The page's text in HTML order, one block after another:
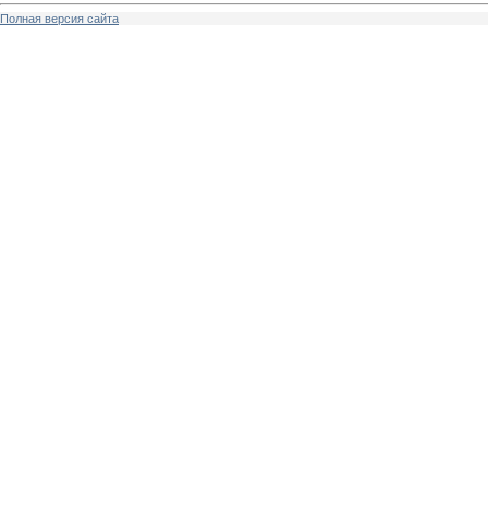
Полная версия сайта